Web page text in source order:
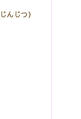
じつ）